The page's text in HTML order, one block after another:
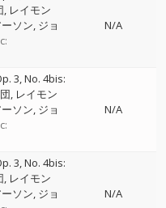
レイモン
ソン ジョ
N/A
3, No. 4bis:
レイモン
ソン ジョ
N/A
3, No. 4bis:
レイモン
ソン ジョ
N/A